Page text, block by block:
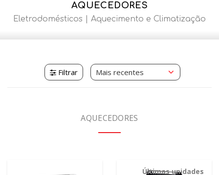
AQUECEDORES
Eletrodomésticos Aquecimento e Climatização
Filtrar
AQUECEDORES
Últimas unidades